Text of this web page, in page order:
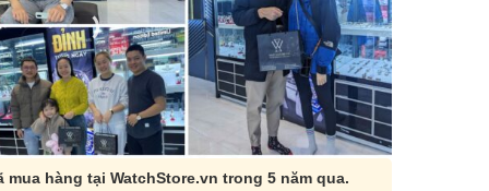
mua hàng tại WatchStore.vn trong 5 năm qua.